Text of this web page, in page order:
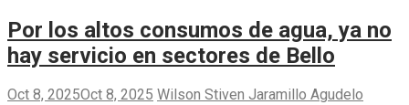
Por los altos consumos de agua, ya no
hay servicio en sectores de Bello
Oct 8, 2025Oct 8, 2025 Wilson Stiven Jaramillo Agudelo